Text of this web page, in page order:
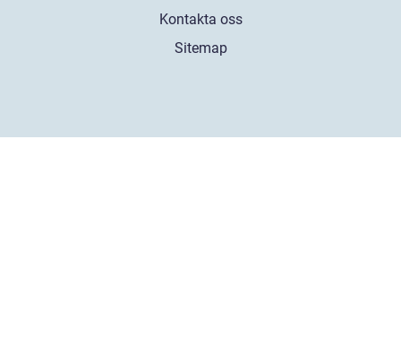
Kontakta oss
Sitemap